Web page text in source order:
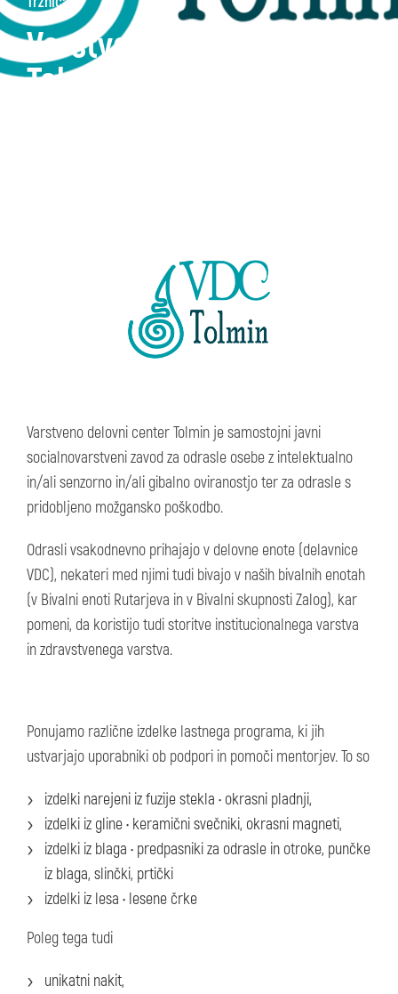
Varstveno delovni center
Tolmin
Varstveno delovni center Tolmin je samostojni javni
socialnovarstveni zavod za odrasle osebe z intelektualno
in/ali senzorno in/ali gibalno oviranostjo ter za odrasle s
pridobljeno možgansko poškodbo.
Odrasli vsakodnevno prihajajo v delovne enote (delavnice
VDC), nekateri med njimi tudi bivajo v naših bivalnih enotah
(v Bivalni enoti Rutarjeva in v Bivalni skupnosti Zalog), kar
pomeni, da koristijo tudi storitve institucionalnega varstva
in zdravstvenega varstva.
Ponujamo različne izdelke lastnega programa, ki jih
ustvarjajo uporabniki ob podpori in pomoči mentorjev. To so
izdelki narejeni iz fuzije stekla • okrasni pladnji,
izdelki iz gline • keramični svečniki, okrasni magneti,
izdelki iz blaga • predpasniki za odrasle in otroke, punčke
iz blaga, slinčki, prtički
izdelki iz lesa • lesene črke
Poleg tega tudi
unikatni nakit,